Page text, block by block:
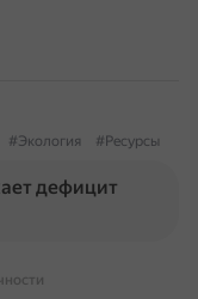
#Экология #Ресурсы
дефицит